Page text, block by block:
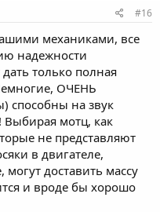
#16
механиками, все
надежности
только полная
ОЧЕНЬ
способны на звук
Выбирая мотц, как
не представляют
в двигателе,
доставить массу
и вроде бы хорошо